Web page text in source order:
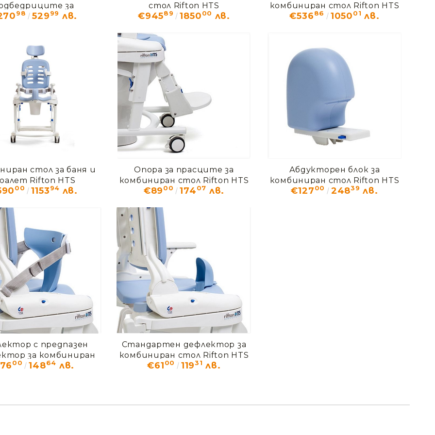
за
стол Rifton HTS
98 52999 лв.
стол Rifton HTS
€94589 185000 лв.
комбиниран стол Rifton HTS
€53686 105001 лв.
стол за баня и
Rifton HTS
00 115394 лв.
Опора за прасците за
комбиниран стол Rifton HTS
€8900 17407 лв.
Абдукторен блок за
комбиниран стол Rifton HTS
€12700 24839 лв.
с предпазен
за комбиниран
Rifton HTS
00 14864 лв.
Стандартен дефлектор за
комбиниран стол Rifton HTS
€6100 11931 лв.